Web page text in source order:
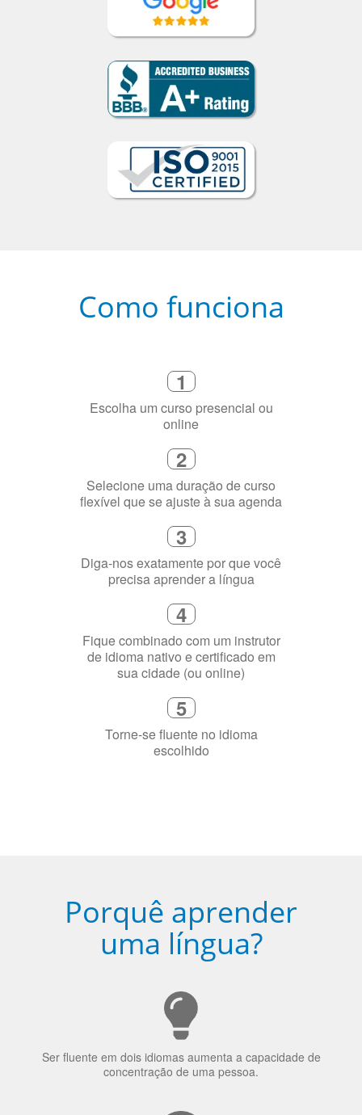
Como funciona
Escolha um curso presencial ou
online
Selecione uma duração de curso
flexível que se ajuste à sua agenda
Diga-nos exatamente por que você
precisa aprender a língua
Fique combinado com um instrutor
de idioma nativo e certificado em
sua cidade (ou online)
5
Torne-se fluente no idioma
escolhido
Porquê aprender
uma língua?
Ser fluente em dois idiomas aumenta a capacidade de
concentração de uma pessoa.